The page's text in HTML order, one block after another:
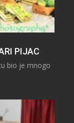
PIJAC
bio je mnogo